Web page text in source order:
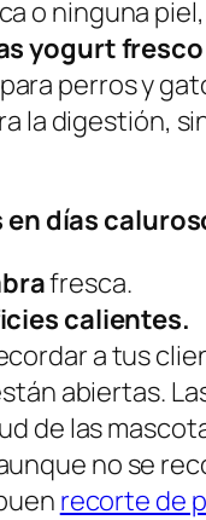
o ninguna
yogurt
para perros y
la digestión,
días
fresca.
calientes.
a tus
abiertas.
de las
no se
recorte de